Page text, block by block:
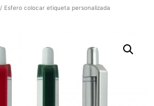
/ Esfero colocar etiqueta personalizada